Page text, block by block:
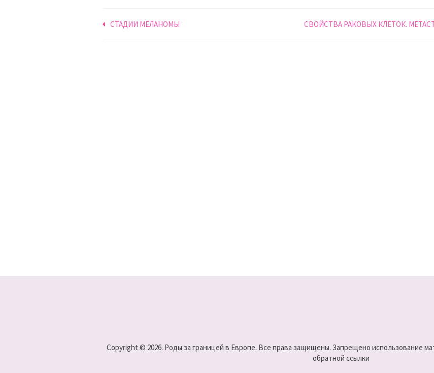
Навигация
СТАДИИ МЕЛАНОМЫ СВОЙСТВА РАКОВЫХ КЛЕТОК.
Copyright © 2026. Роды за границей в Европе. Все права защищены. Запрещено использование
обратной ссылки